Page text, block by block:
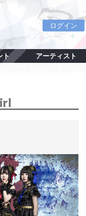
ログイン
ト アーティスト